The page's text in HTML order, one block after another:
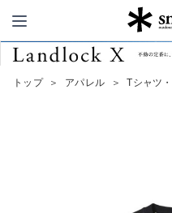
トップ ＞ アパレル ＞ Tシャツ